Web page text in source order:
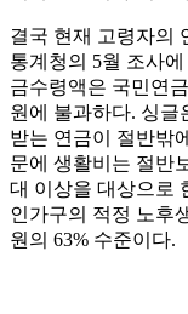
결국 현재 고령자의
통계청의 5월 조사
금수령액은 국민연
원에 불과하다. 싱글
받는 연금이 절반밖
문에 생활비는 절반
대 이상을 대상으로
인가구의 적정 노후
원의 63% 수준이다.